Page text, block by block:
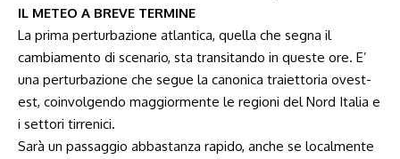
IL METEO A BREVE TERMINE
La prima perturbazione atlantica, quella che segna il
cambiamento di scenario, sta transitando in queste ore. E’
una perturbazione che segue la canonica traiettoria ovest-
est, coinvolgendo maggiormente le regioni del Nord Italia e
i settori tirrenici.
Sarà un passaggio abbastanza rapido, anche se localmente